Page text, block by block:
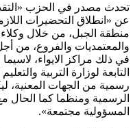
تحدث مصدر في الحزب
عن «انطلاق التحضيرات
منطقة الجبل، من خلال
والمعتمديات والفروع، من
في ذلك مراكز الايواء،
التابعة لوزارة التربية
رسمية من الجهات المعنية،
الرسمية ومنظما كما الحال مع
المسؤولية مجتمعة».